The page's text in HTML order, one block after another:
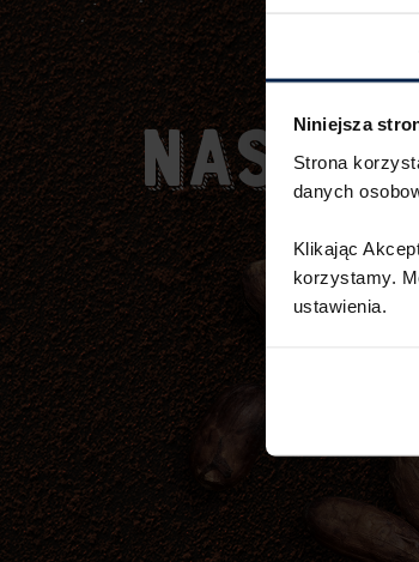
Niniejsza
Strona
danych
Klikając
korzystamy.
ustawienia.​ ​
NASZE